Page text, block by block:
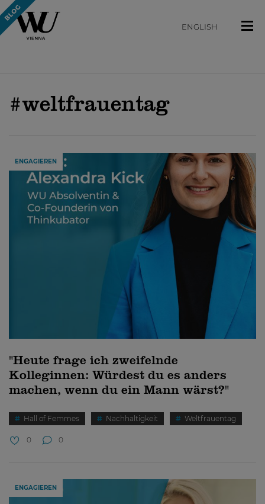
ENGLISH
#weltfrauentag
ENGAGIEREN
"Heute frage ich zweifelnde
Kolleginnen: Würdest du es anders
machen, wenn du ein Mann wärst?"
Hall of Femmes Nachhaltigkeit Weltfrauentag
0 0
ENGAGIEREN